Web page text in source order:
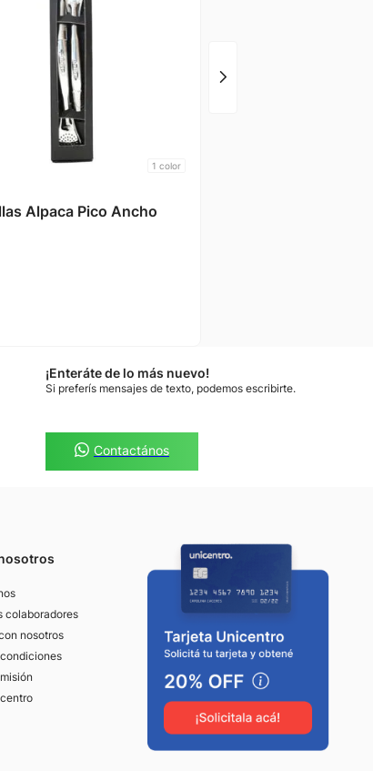
1 color
Alpaca Pico Ancho
¡Enteráte de lo más nuevo!
Si preferís mensajes de texto, podemos escribirte.
Contactános
colaboradores
nosotros